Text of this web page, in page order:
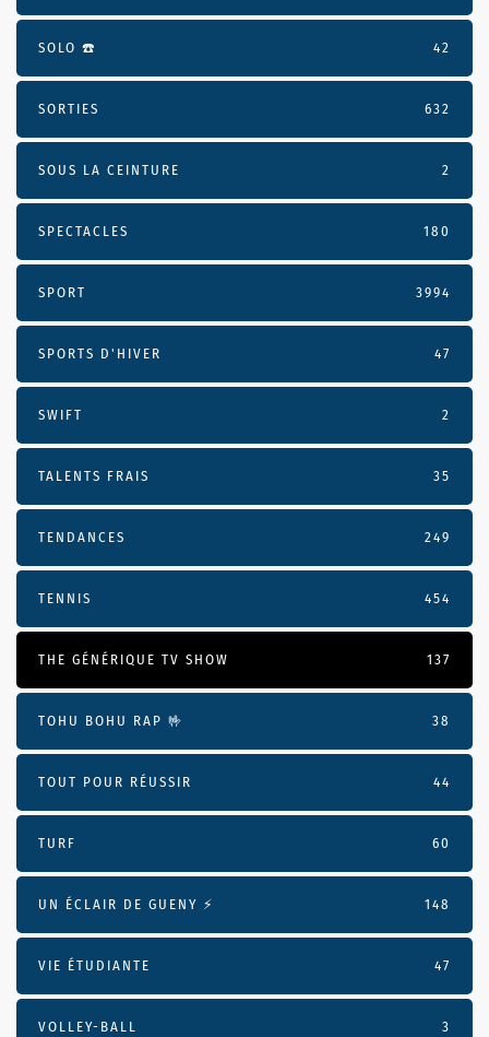
SOLO ☎️ 42
SORTIES 632
SOUS LA CEINTURE 2
SPECTACLES 180
SPORT 3994
SPORTS D'HIVER 47
SWIFT 2
TALENTS FRAIS 35
TENDANCES 249
TENNIS 454
THE GÉNÉRIQUE TV SHOW 137
TOHU BOHU RAP 🤟 38
TOUT POUR RÉUSSIR 44
TURF 60
UN ÉCLAIR DE GUENY ⚡️ 148
VIE ÉTUDIANTE 47
VOLLEY-BALL 3